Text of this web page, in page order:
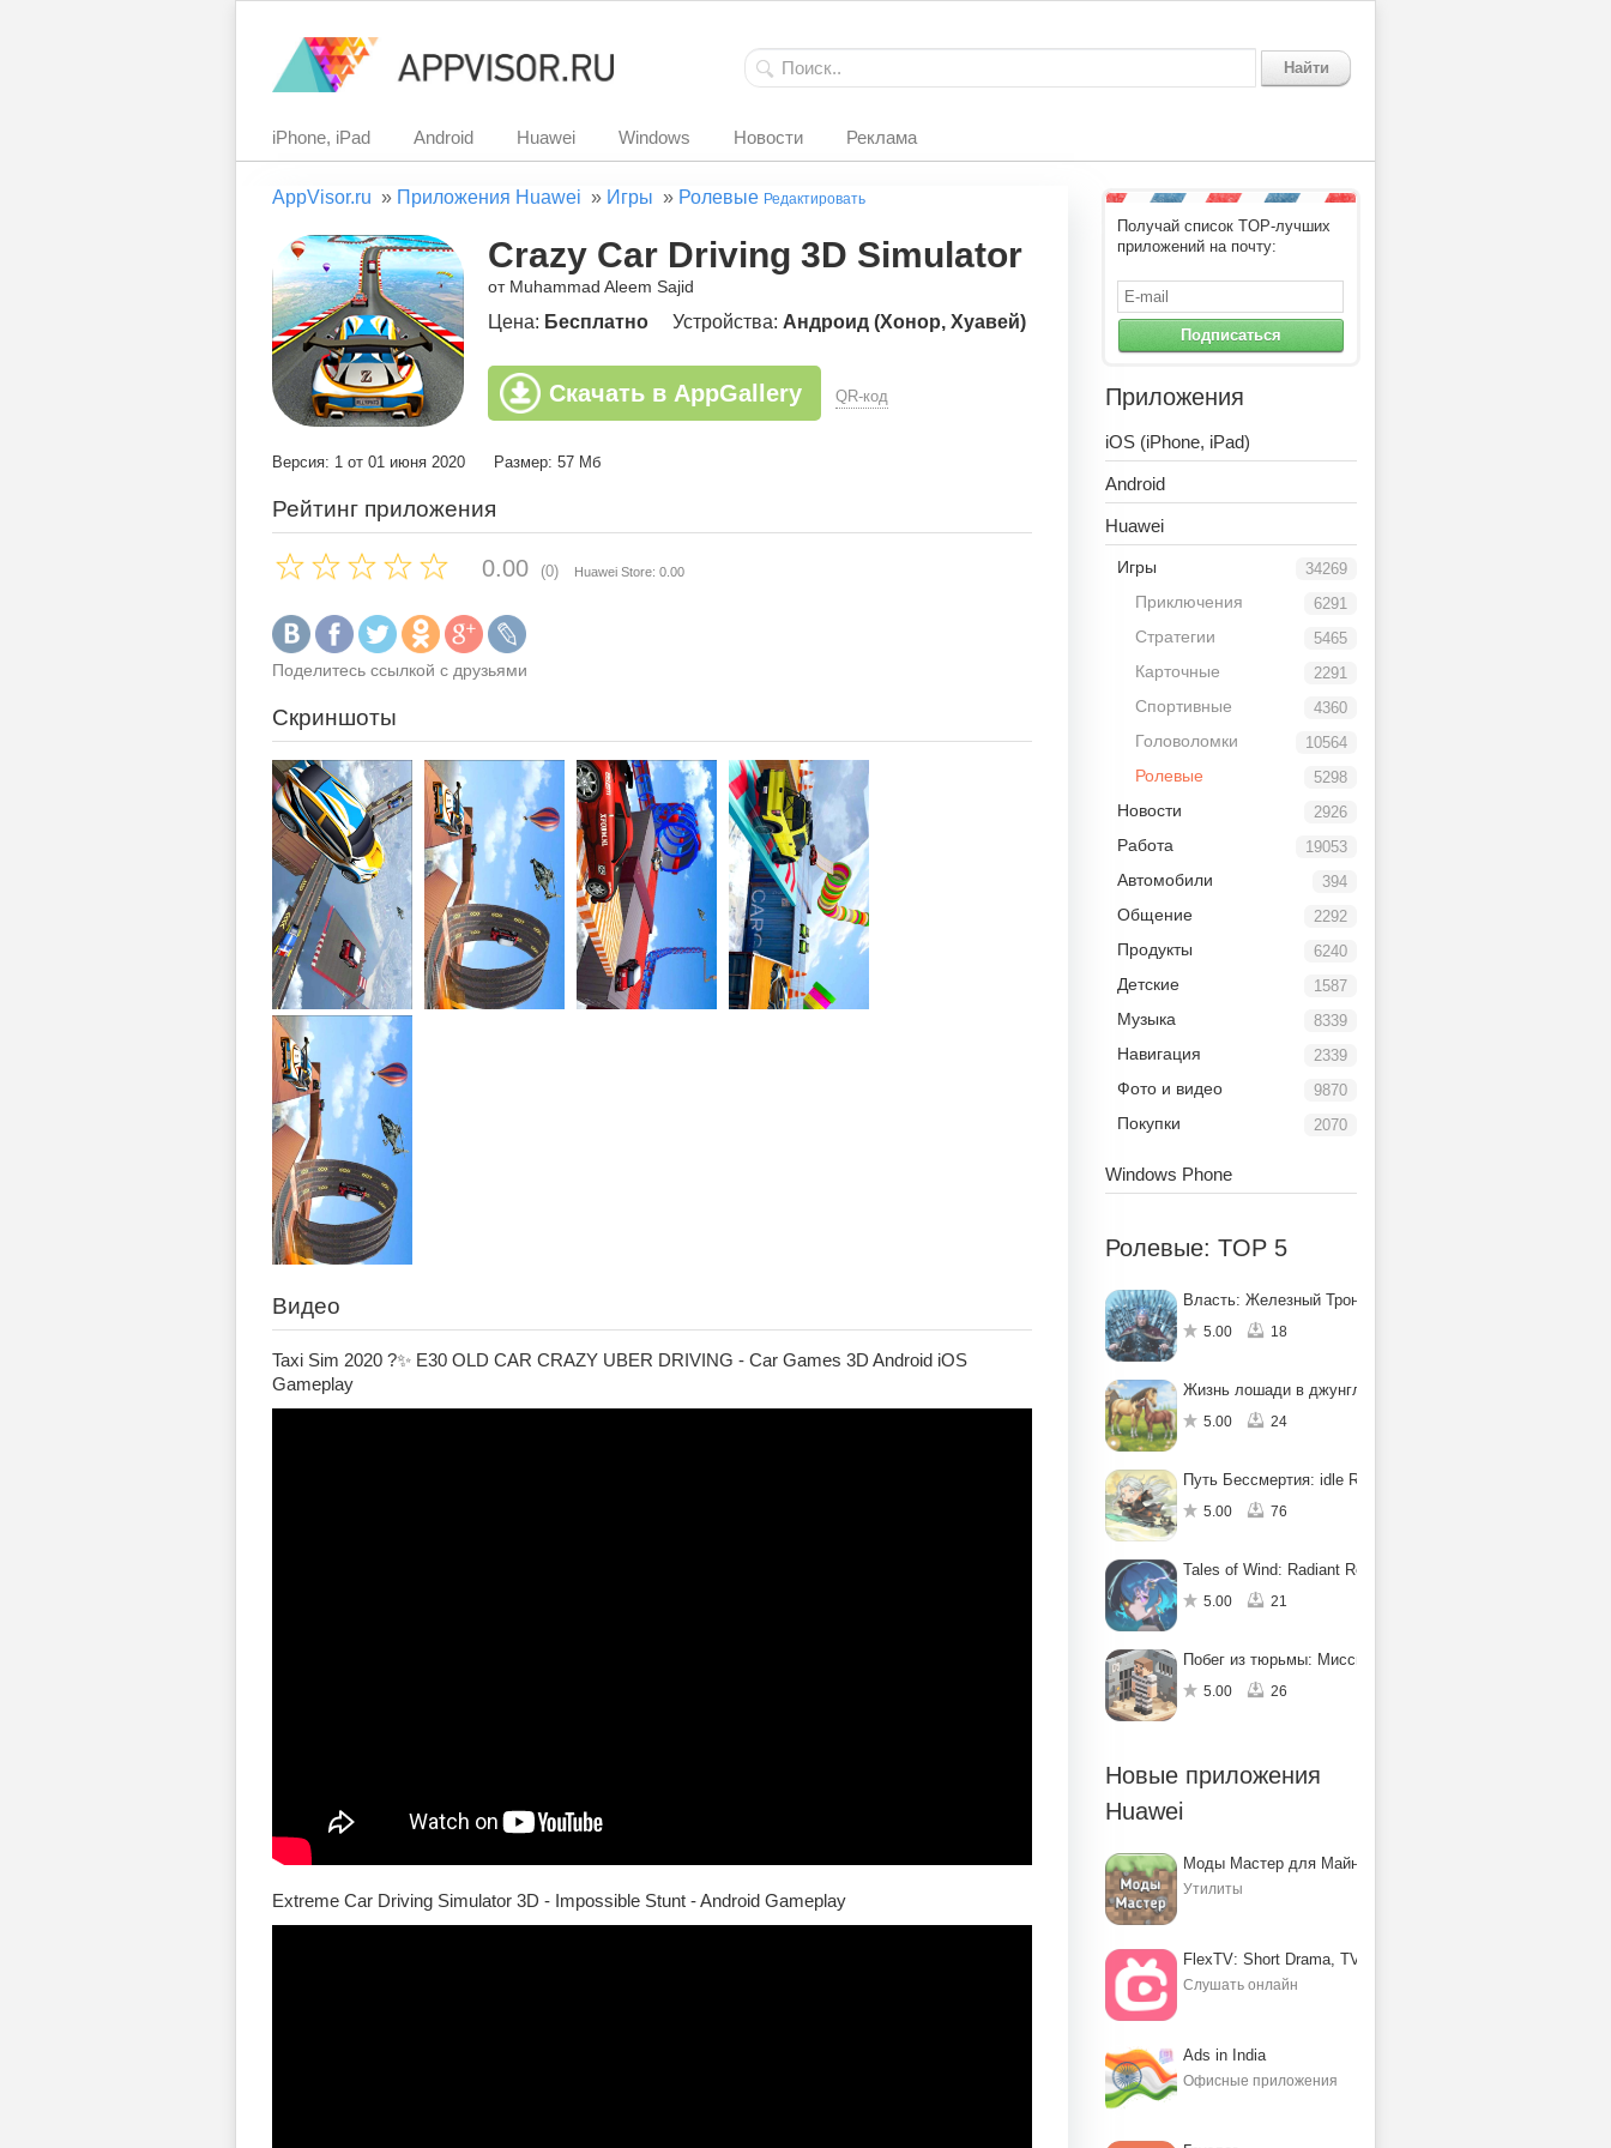
Найти
iPhone, iPad Android Huawei Windows Новости Реклама
AppVisor.ru » Приложения Huawei » Игры » Ролевые Редактировать
Crazy Car Driving 3D Simulator
от Muhammad Aleem Sajid
Цена: Бесплатно Устройства: Андроид (Хонор, Хуавей)
Скачать в AppGallery QR-код
Версия: 1 от 01 июня 2020 Размер: 57 Мб
Рейтинг приложения
0.00 (0) Huawei Store: 0.00
Поделитесь ссылкой с друзьями
Скриншоты
Видео
Taxi Sim 2020 ?✨ E30 OLD CAR CRAZY UBER DRIVING - Car Games 3D Android iOS
Gameplay
Extreme Car Driving Simulator 3D - Impossible Stunt - Android Gameplay
Получай список TOP-лучших
приложений на почту:
Подписаться
Приложения
iOS (iPhone, iPad)
Android
Huawei
34269
Игры
6291
Приключения
5465
Стратегии
2291
Карточные
4360
Спортивные
10564
Головоломки
5298
Ролевые
2926
Новости
19053
Работа
394
Автомобили
2292
Общение
6240
Продукты
1587
Детские
8339
Музыка
2339
Навигация
9870
Фото и видео
2070
Покупки
Windows Phone
Ролевые: TOP 5
Власть: Железный Трон
5.00 18
Жизнь лошади в джунглях: квест
5.00 24
Путь Бессмертия: idle RPG
5.00 76
Tales of Wind: Radiant Rebirth
5.00 21
Побег из тюрьмы: Миссия по спасению
5.00 26
Новые приложения
Huawei
Моды Мастер для Майнкрафт ПЕ
Утилиты
FlexTV: Short Drama, TV, Reels
Слушать онлайн
Ads in India
Офисные приложения